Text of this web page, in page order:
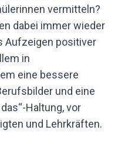
vermitteln?
dabei immer wieder
Aufzeigen positiver
in
eine bessere
und eine
Haltung, vor
und Lehrkräften.